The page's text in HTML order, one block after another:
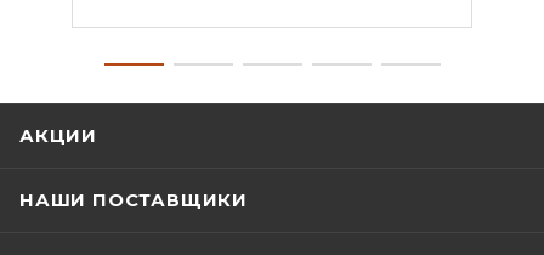
АКЦИИ
НАШИ ПОСТАВЩИКИ